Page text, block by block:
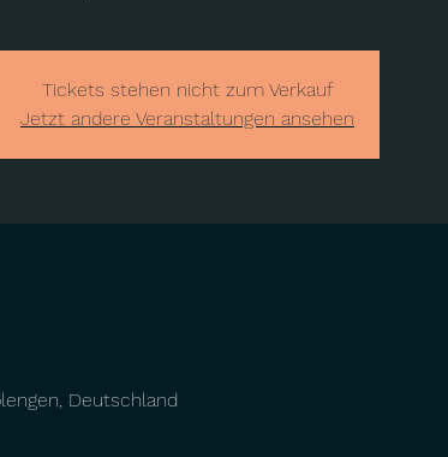
Tickets stehen nicht zum Verkauf
Jetzt andere Veranstaltungen ansehen
Deutschland